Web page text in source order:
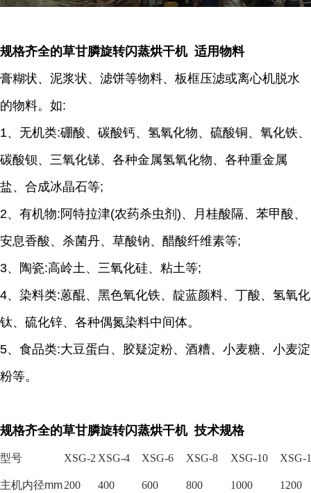
规格齐全的草甘膦旋转闪蒸烘干机 适用物料
膏糊状、泥浆状、滤饼等物料、板框压滤或离心机脱水
的物料。如:
1、无机类:硼酸、碳酸钙、氢氧化物、硫酸铜、氧化铁、
碳酸钡、三氧化锑、各种金属氢氧化物、各种重金属
盐、合成冰晶石等;
2、有机物:阿特拉津(农药杀虫剂)、月桂酸隔、苯甲酸、
安息香酸、杀菌丹、草酸钠、醋酸纤维素等;
3、陶瓷:高岭土、三氧化硅、粘土等;
4、染料类:蒽醌、黑色氧化铁、靛蓝颜料、丁酸、氢氧化
钛、硫化锌、各种偶氮染料中间体。
5、食品类:大豆蛋白、胶疑淀粉、酒糟、小麦糖、小麦淀
粉等。
规格齐全的草甘膦旋转闪蒸烘干机 技术规格
型号 XSG-2 XSG-4 XSG-6 XSG-8 XSG-10 XSG-
主机内径mm200 400 600 800 1000 1200